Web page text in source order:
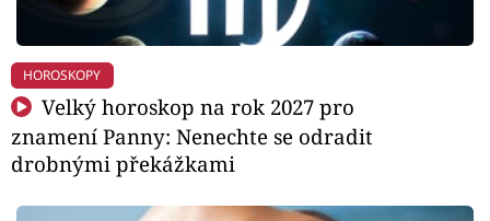
HOROSKOPY
Velký horoskop na rok 2027 pro
znamení Panny: Nenechte se odradit
drobnými překážkami